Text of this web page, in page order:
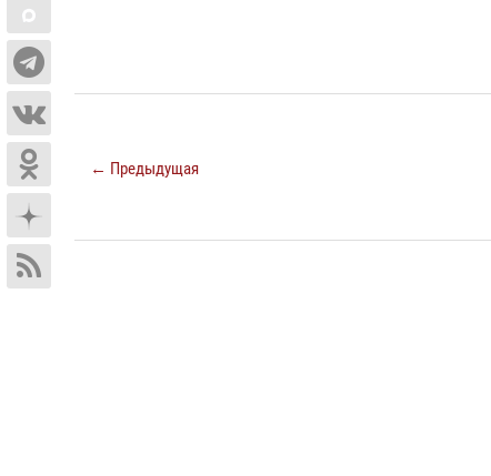
← Предыдущая